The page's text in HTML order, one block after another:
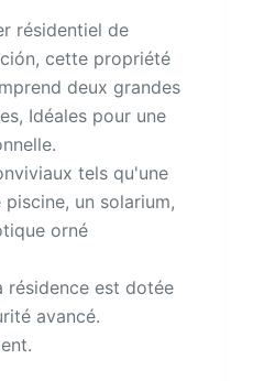
résidentiel de
cette propriété
deux grandes
Idéales pour une
tels qu'une
un solarium,
orné
est dotée
avancé.